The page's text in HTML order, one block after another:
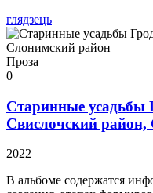
глядзець
Проза
0
Старинные усадьбы
Свислочский
2022
В альбоме содержатся